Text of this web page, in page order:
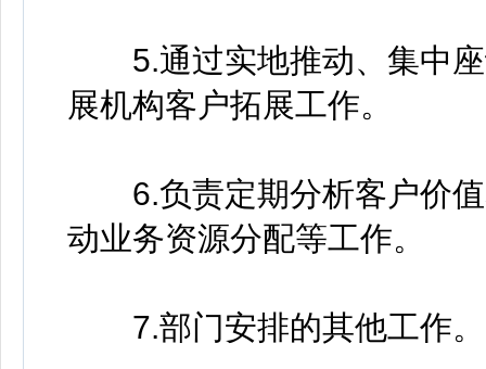
5.通过实地推动、集中座
展机构客户拓展工作。
6.负责定期分析客户价值
动业务资源分配等工作。
7.部门安排的其他工作。